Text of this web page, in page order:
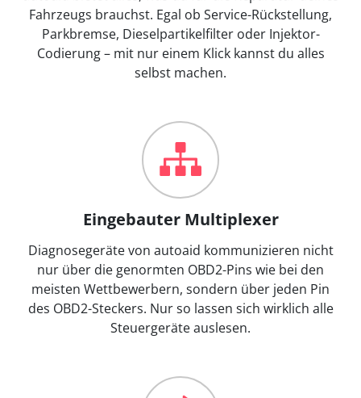
Fahrzeugs brauchst. Egal ob Service-Rückstellung,
Parkbremse, Dieselpartikelfilter oder Injektor-
Codierung – mit nur einem Klick kannst du alles
selbst machen.
Eingebauter Multiplexer
Diagnosegeräte von autoaid kommunizieren nicht
nur über die genormten OBD2-Pins wie bei den
meisten Wettbewerbern, sondern über jeden Pin
des OBD2-Steckers. Nur so lassen sich wirklich alle
Steuergeräte auslesen.